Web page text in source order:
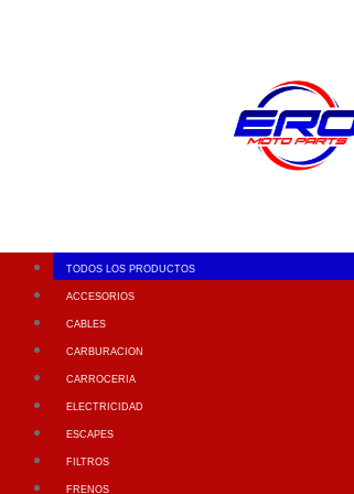
TODOS LOS PRODUCTOS
ACCESORIOS
CABLES
CARBURACION
CARROCERIA
ELECTRICIDAD
ESCAPES
FILTROS
FRENOS